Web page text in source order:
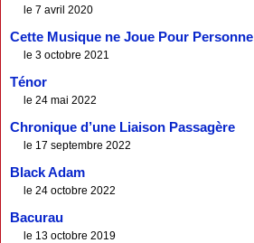
le 7 avril 2020
Cette Musique ne Joue Pour Personne
le 3 octobre 2021
Ténor
le 24 mai 2022
Chronique d’une Liaison Passagère
le 17 septembre 2022
Black Adam
le 24 octobre 2022
Bacurau
le 13 octobre 2019